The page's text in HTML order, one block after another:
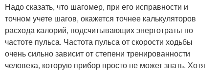
Надо сказать, что шагомер, при его исправности и
точном учете шагов, окажется точнее калькуляторов
расхода калорий, подсчитывающих энерготраты по
частоте пульса. Частота пульса от скорости ходьбы
очень сильно зависит от степени тренированности
человека, которую прибор просто не может знать. Хотя